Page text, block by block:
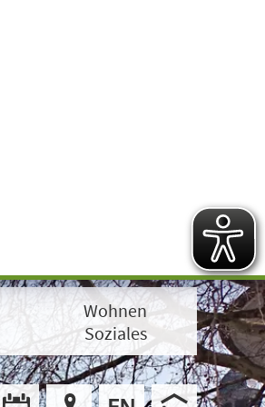
Wohnen
Soziales